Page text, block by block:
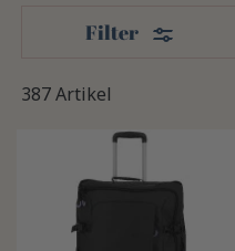
387 Artikel
Filter Filter